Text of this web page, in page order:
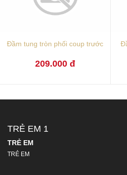
Đầm tung tròn phối coup trước
209.000 đ
TRẺ EM 1
TRẺ EM
TRẺ EM